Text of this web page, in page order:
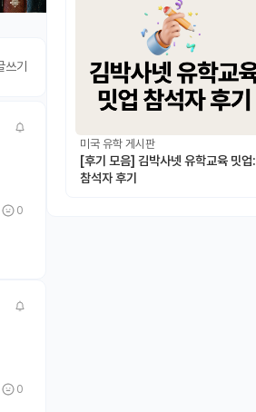
미국 유학 게시판
[후기 모음] 김박사넷 유학교육 밋업:
참석자 후기
쓰기
0
0